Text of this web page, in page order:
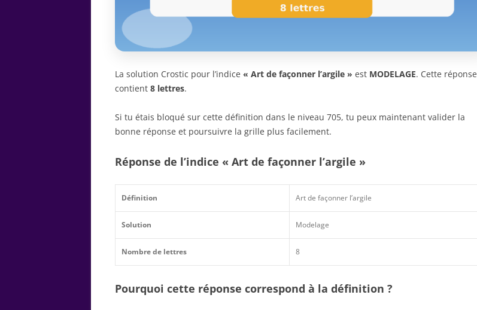
La solution Crostic pour l’indice « Art de façonner l’argile » est MODELAGE. Cette réponse
contient 8 lettres.
Si tu étais bloqué sur cette définition dans le niveau 705, tu peux maintenant valider la
bonne réponse et poursuivre la grille plus facilement.
Réponse de l’indice « Art de façonner l’argile »
Définition Art de façonner l’argile
Solution Modelage
Nombre de lettres 8
Pourquoi cette réponse correspond à la définition ?